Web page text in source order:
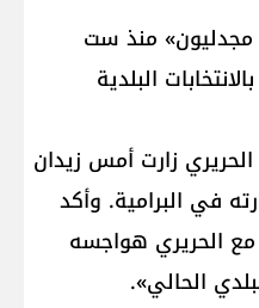
مجدليون» منذ ست
البلدية
زارت أمس زيدان
في البرامية. وأكد
مع الحريري هواجسه
الحالي».